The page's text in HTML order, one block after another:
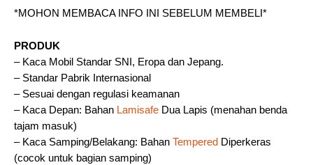
*MOHON MEMBACA INFO INI SEBELUM MEMBELI*
PRODUK
– Kaca Mobil Standar SNI, Eropa dan Jepang.
– Standar Pabrik Internasional
– Sesuai dengan regulasi keamanan
– Kaca Depan: Bahan Lamisafe Dua Lapis (menahan benda
tajam masuk)
– Kaca Samping/Belakang: Bahan Tempered Diperkeras
(cocok untuk bagian samping)